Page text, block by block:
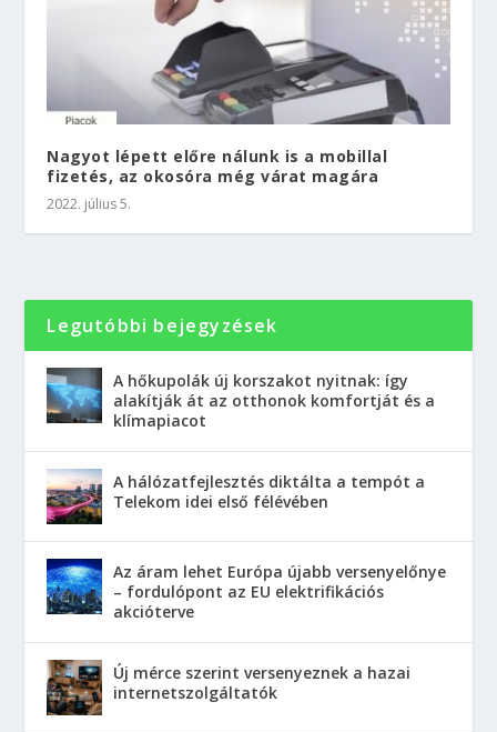
Nagyot lépett előre nálunk is a mobillal
fizetés, az okosóra még várat magára
2022. július 5.
Legutóbbi bejegyzések
A hőkupolák új korszakot nyitnak: így
alakítják át az otthonok komfortját és a
klímapiacot
A hálózatfejlesztés diktálta a tempót a
Telekom idei első félévében
Az áram lehet Európa újabb versenyelőnye
– fordulópont az EU elektrifikációs
akcióterve
Új mérce szerint versenyeznek a hazai
internetszolgáltatók